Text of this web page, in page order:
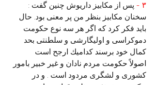
۳ -
پس از مکابیز داریوش چنین گفت :
سخنان مکابیز بنظر من پر معنی بود. حال
باید فکر کرد که اگر هر سه نوع حکومت
دموکراسی و اولیگارشی و سلطنتی بحد
کمال خود برسند كداميك ارجح است
اصولاً حکومت مردم نادان و غیر خبیر بامور
کشوری و لشگری مردود است . و در